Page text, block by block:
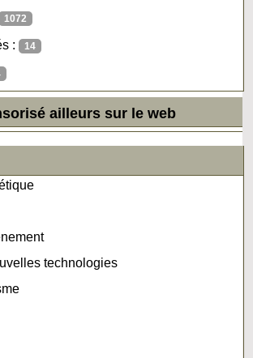
1072
: 14
ailleurs sur le web
technologies